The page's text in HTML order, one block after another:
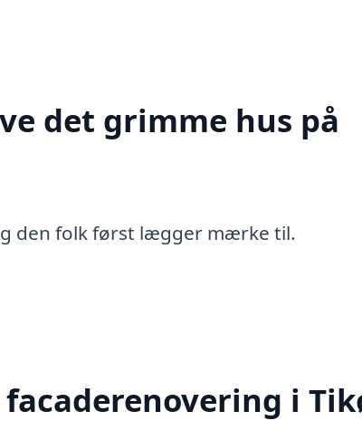
det grimme hus på
den folk først lægger mærke til.
i